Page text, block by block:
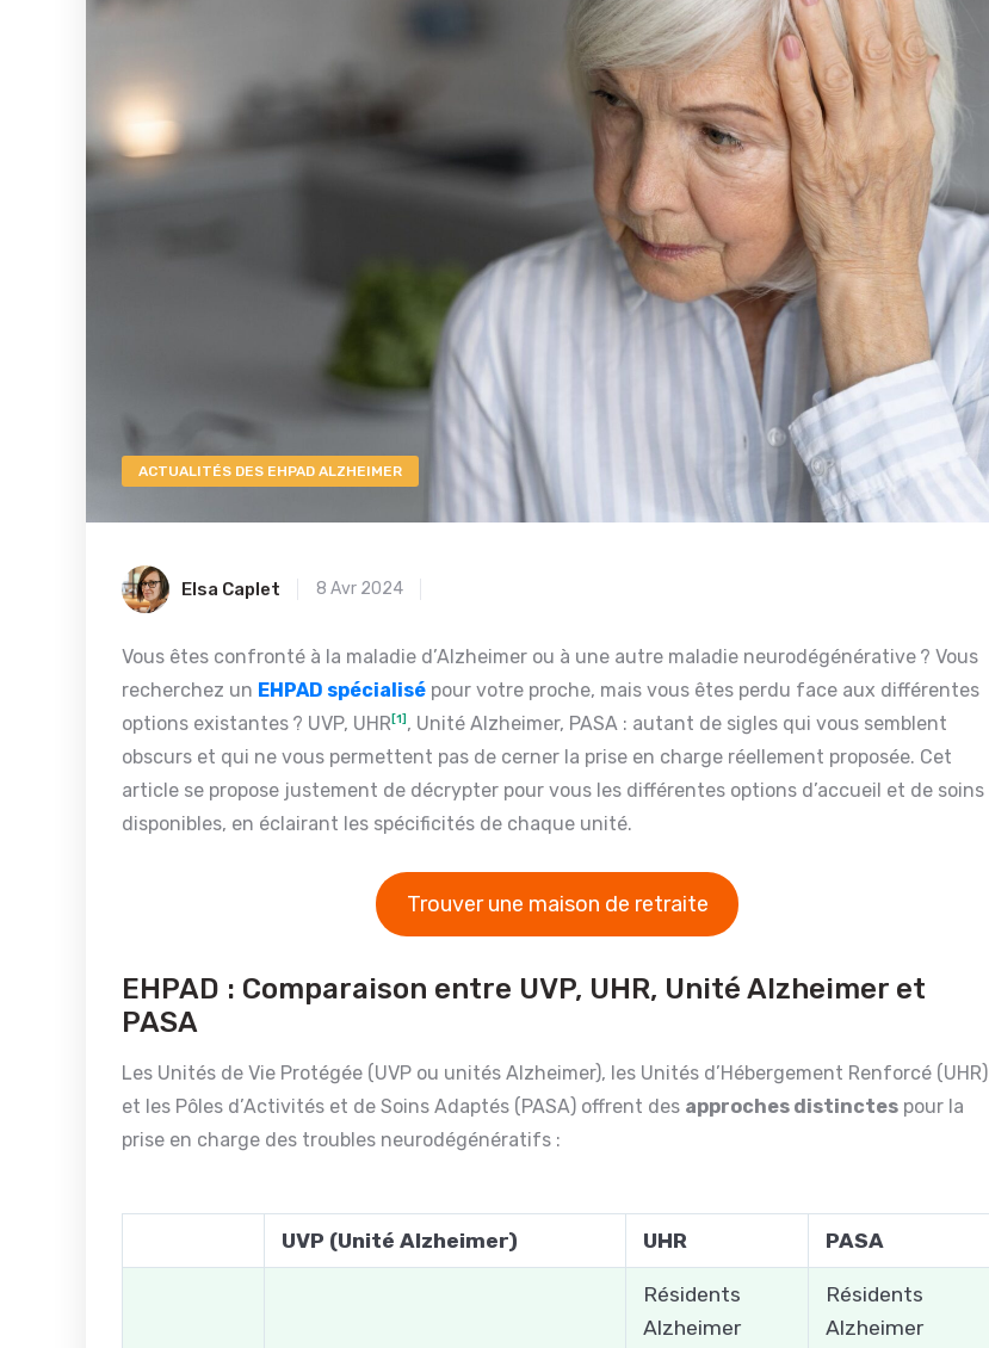
ACTUALITÉS DES EHPAD ALZHEIMER
Elsa Caplet 8 Avr 2024
Vous êtes confronté à la maladie d’Alzheimer ou à une autre maladie neurodégénérative ? Vous
recherchez un EHPAD spécialisé pour votre proche, mais vous êtes perdu face aux différentes
options existantes ? UVP, UHR[1] , Unité Alzheimer, PASA : autant de sigles qui vous semblent
obscurs et qui ne vous permettent pas de cerner la prise en charge réellement proposée. Cet
article se propose justement de décrypter pour vous les différentes options d’accueil et de soins
disponibles, en éclairant les spécificités de chaque unité.
Trouver une maison de retraite
EHPAD : Comparaison entre UVP, UHR, Unité Alzheimer et
PASA
Les Unités de Vie Protégée (UVP ou unités Alzheimer), les Unités d’Hébergement Renforcé (UHR)
et les Pôles d’Activités et de Soins Adaptés (PASA) offrent des approches distinctes pour la
prise en charge des troubles neurodégénératifs :
UVP (Unité Alzheimer) UHR PASA
Résidents
Alzheimer
Résidents
Alzheimer